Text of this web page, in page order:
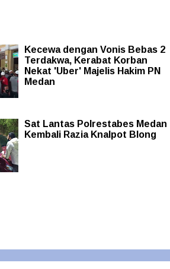
Kecewa dengan Vonis Bebas 2
Terdakwa, Kerabat Korban
Nekat 'Uber' Majelis Hakim PN
Medan
Sat Lantas Polrestabes Medan
Kembali Razia Knalpot Blong